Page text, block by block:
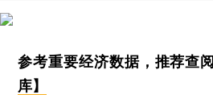
参考重要经济数据，推荐查阅
库】